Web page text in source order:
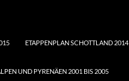
ETAPPENPLAN SCHOTTLAND 2014
UND PYRENÄEN 2001 BIS 2005